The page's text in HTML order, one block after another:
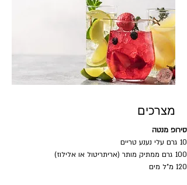
מצרכים
סירופ מנטה
10 גרם עלי נענע טריים
100 גרם ממתיק מותר (אריתריטול או אלילוז)
120 מ"ל מים